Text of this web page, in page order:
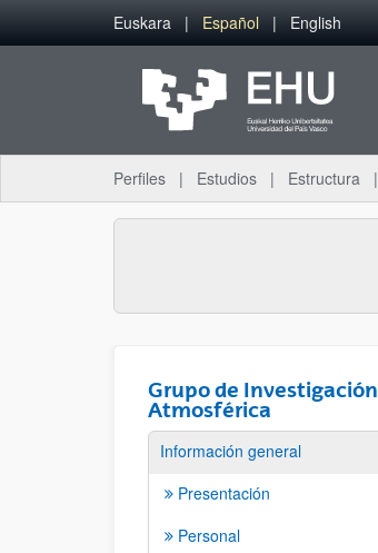
Saltar al contenido principal
Euskara Español English
Perfiles Estudios Estructura
Grupo de Investigación
Atmosférica
Información general
Presentación
Personal